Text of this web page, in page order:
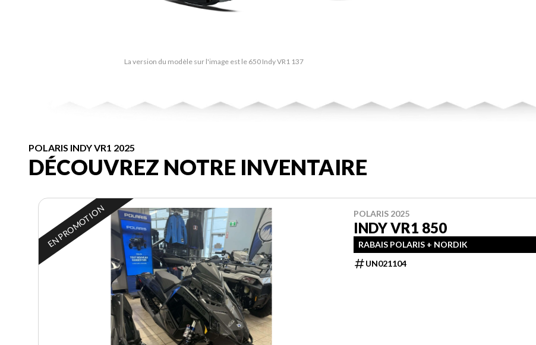
La version du modèle sur l'image est le 650 Indy VR1 137
POLARIS INDY VR1 2025
DÉCOUVREZ NOTRE INVENTAIRE
EN PROMOTION POLARIS 2025
INDY VR1 850
RABAIS POLARIS + NORDIK
UN021104